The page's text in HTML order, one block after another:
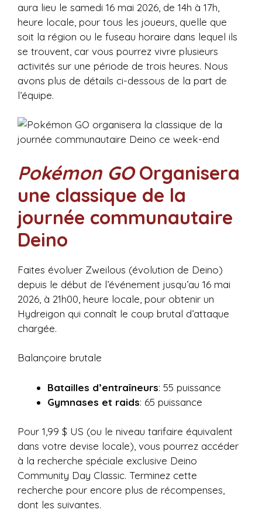
aura lieu le samedi 16 mai 2026, de 14h à 17h,
heure locale, pour tous les joueurs, quelle que
soit la région ou le fuseau horaire dans lequel ils
se trouvent, car vous pourrez vivre plusieurs
activités sur une période de trois heures. Nous
avons plus de détails ci-dessous de la part de
l’équipe.
Pokémon GOOrganisera
une classique de la
journée communautaire
Deino
Faites évoluer Zweilous (évolution de Deino)
depuis le début de l’événement jusqu’au 16 mai
2026, à 21h00, heure locale, pour obtenir un
Hydreigon qui connaît le coup brutal d’attaque
chargée.
Balançoire brutale
Batailles d’entraîneurs: 55 puissance
Gymnases et raids: 65 puissance
Pour 1,99 $ US (ou le niveau tarifaire équivalent
dans votre devise locale), vous pourrez accéder
à la recherche spéciale exclusive Deino
Community Day Classic. Terminez cette
recherche pour encore plus de récompenses,
dont les suivantes.